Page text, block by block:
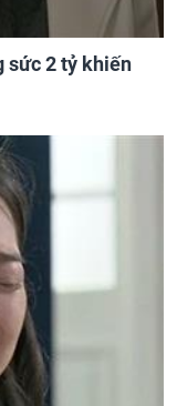
sức 2 tỷ khiến